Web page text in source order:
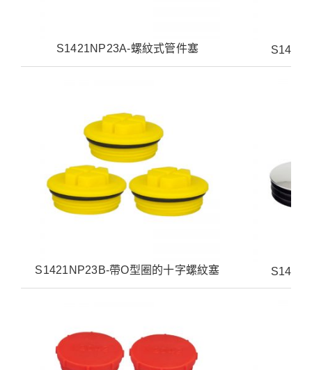
S1421NP23A-螺紋式管件塞
S1421NP23B-帶O型圈的十字螺紋塞